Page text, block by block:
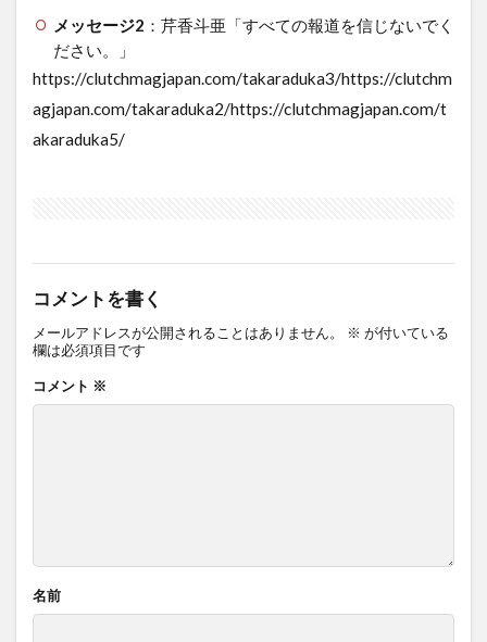
メッセージ2 ：芹香斗亜「すべての報道を信じないでく
ださい。」
https://clutchmagjapan.com/takaraduka3/https://clutchm
agjapan.com/takaraduka2/https://clutchmagjapan.com/t
akaraduka5/
コメントを書く
メールアドレスが公開されることはありません。 ※ が付いている
欄は必須項目です
コメント ※
名前